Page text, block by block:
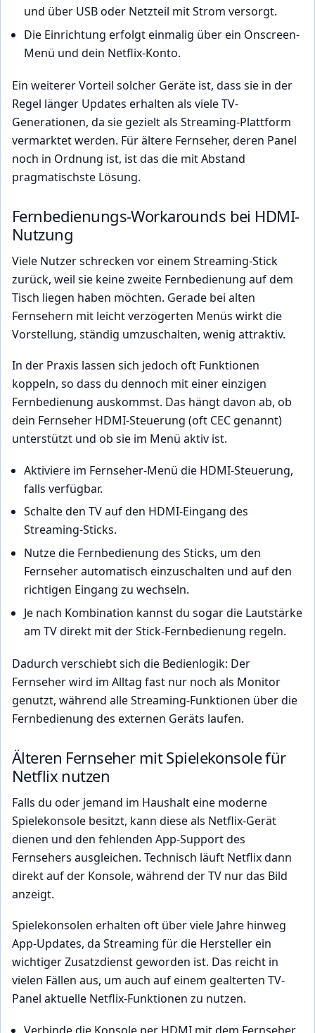
und über USB oder Netzteil mit Strom versorgt.
Die Einrichtung erfolgt einmalig über ein Onscreen-
Menü und dein Netflix-Konto.
Ein weiterer Vorteil solcher Geräte ist, dass sie in der
Regel länger Updates erhalten als viele TV-
Generationen, da sie gezielt als Streaming-Plattform
vermarktet werden. Für ältere Fernseher, deren Panel
noch in Ordnung ist, ist das die mit Abstand
pragmatischste Lösung.
Fernbedienungs-Workarounds bei HDMI-
Nutzung
Viele Nutzer schrecken vor einem Streaming-Stick
zurück, weil sie keine zweite Fernbedienung auf dem
Tisch liegen haben möchten. Gerade bei alten
Fernsehern mit leicht verzögerten Menüs wirkt die
Vorstellung, ständig umzuschalten, wenig attraktiv.
In der Praxis lassen sich jedoch oft Funktionen
koppeln, so dass du dennoch mit einer einzigen
Fernbedienung auskommst. Das hängt davon ab, ob
dein Fernseher HDMI-Steuerung (oft CEC genannt)
unterstützt und ob sie im Menü aktiv ist.
Aktiviere im Fernseher-Menü die HDMI-Steuerung,
falls verfügbar.
Schalte den TV auf den HDMI-Eingang des
Streaming-Sticks.
Nutze die Fernbedienung des Sticks, um den
Fernseher automatisch einzuschalten und auf den
richtigen Eingang zu wechseln.
Je nach Kombination kannst du sogar die Lautstärke
am TV direkt mit der Stick-Fernbedienung regeln.
Dadurch verschiebt sich die Bedienlogik: Der
Fernseher wird im Alltag fast nur noch als Monitor
genutzt, während alle Streaming-Funktionen über die
Fernbedienung des externen Geräts laufen.
Älteren Fernseher mit Spielekonsole für
Netflix nutzen
Falls du oder jemand im Haushalt eine moderne
Spielekonsole besitzt, kann diese als Netflix-Gerät
dienen und den fehlenden App-Support des
Fernsehers ausgleichen. Technisch läuft Netflix dann
direkt auf der Konsole, während der TV nur das Bild
anzeigt.
Spielekonsolen erhalten oft über viele Jahre hinweg
App-Updates, da Streaming für die Hersteller ein
wichtiger Zusatzdienst geworden ist. Das reicht in
vielen Fällen aus, um auch auf einem gealterten TV-
Panel aktuelle Netflix-Funktionen zu nutzen.